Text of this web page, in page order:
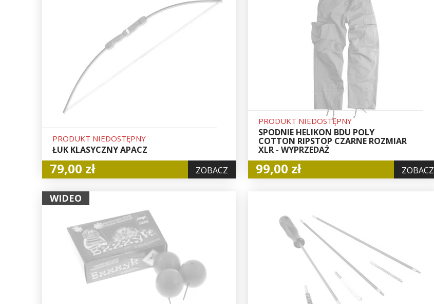
PRODUKT NIEDOSTĘPNY
ŁUK KLASYCZNY APACZ
79,00 zł ZOBACZ
PRODUKT NIEDOSTĘPNY
SPODNIE HELIKON BDU POLY
COTTON RIPSTOP CZARNE ROZMIAR
XLR - WYPRZEDAŻ
99,00 zł ZOBACZ
WIDEO